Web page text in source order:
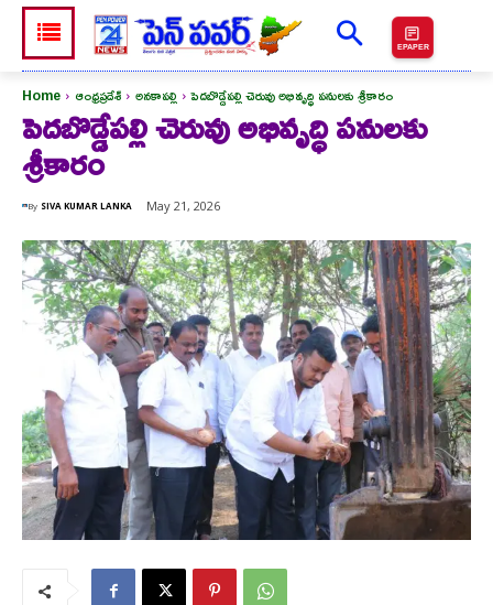
EPAPER
Home ఆంధ్రప్రదేశ్ అనకాపల్లి పెదబొడ్డేపల్లి చెరువు అభివృద్ధి పనులకు శ్రీకారం
పెదబొడ్డేపల్లి చెరువు అభివృద్ధి పనులకు
శ్రీకారం
By SIVA KUMAR LANKA May 21, 2026